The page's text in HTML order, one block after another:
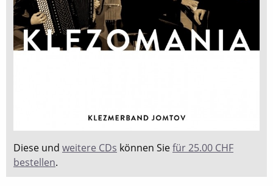
Diese und weitere CDs können Siefür 25.00 CHF
bestellen.